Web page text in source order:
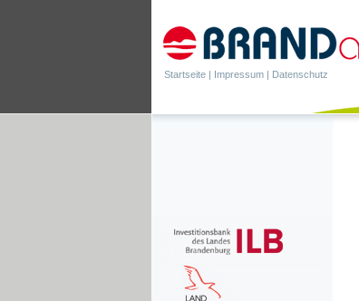
Startseite | Impressum | Datenschutz